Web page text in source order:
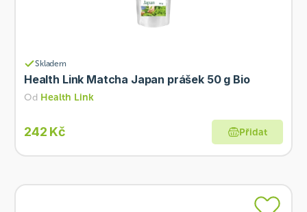
Skladem
Health Link Matcha Japan prášek 50 g Bio
Od Health Link
242 Kč Přidat